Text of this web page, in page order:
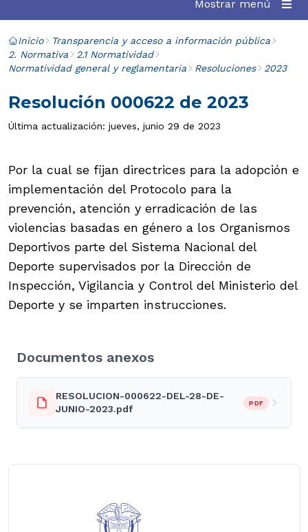
Mostrar menú
Inicio
Transparencia y acceso a información pública
2. Normativa
2.1 Normatividad
Normatividad general y reglamentaria
Resoluciones 2023
Resolución 000622 de 2023
Última actualización: jueves, junio 29 de 2023
Por la cual se fijan directrices para la adopción e
implementación del Protocolo para la
prevención, atención y erradicación de las
violencias basadas en género a los Organismos
Deportivos parte del Sistema Nacional del
Deporte supervisados por la Dirección de
Inspección, Vigilancia y Control del Ministerio del
Deporte y se imparten instrucciones.
Documentos anexos
RESOLUCION-000622-DEL-28-DE-
JUNIO-2023.pdf
PDF